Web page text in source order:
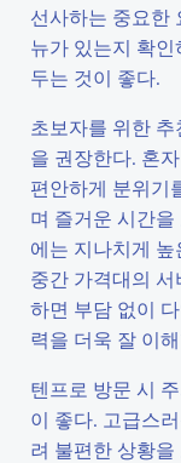
선사하는 중요한
뉴가 있는지 확
두는 것이 좋다.
초보자를 위한
을 권장한다. 혼
편안하게 분위기
며 즐거운 시간
에는 지나치게
중간 가격대의
하면 부담 없이
력을 더욱 잘 이
텐프로 방문 시
이 좋다. 고급스
려 불편한 상황